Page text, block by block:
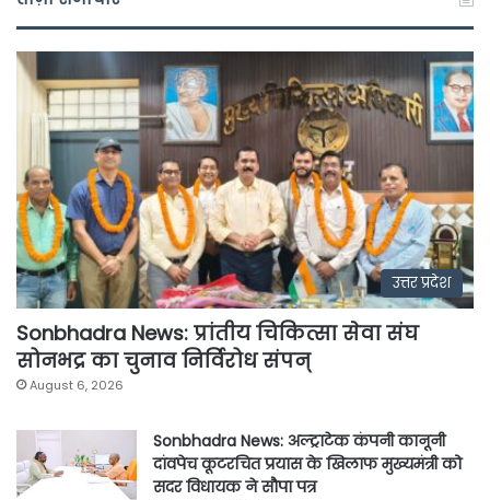
उत्तर प्रदेश
Sonbhadra News: प्रांतीय चिकित्सा सेवा संघ
सोनभद्र का चुनाव निर्विरोध संपन्
August 6, 2026
Sonbhadra News: अल्ट्राटेक कंपनी कानूनी
दांवपेच कूटरचित प्रयास के खिलाफ मुख्यमंत्री को
सदर विधायक ने सौपा पत्र